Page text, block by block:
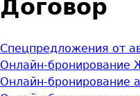
Договор
Спецпредложения от
Онлайн-бронирование
Онлайн-бронирование